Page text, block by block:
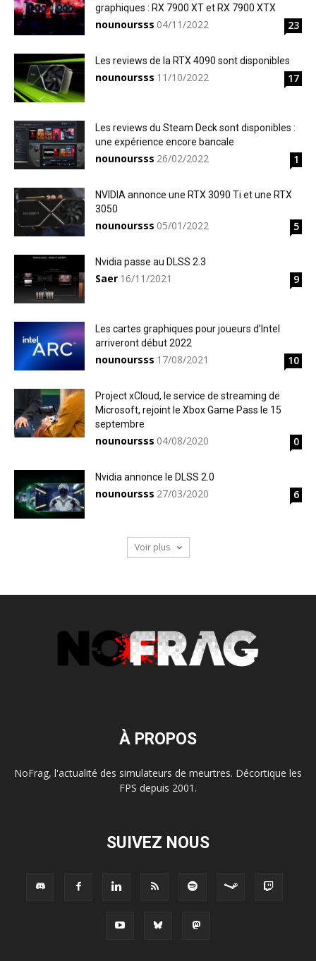
graphiques : RX 7900 XT et RX 7900 XTX
nounoursss 04/11/2022 23
Les reviews de la RTX 4090 sont disponibles
nounoursss 11/10/2022 17
Les reviews du Steam Deck sont disponibles :
une expérience encore bancale
nounoursss 26/02/2022 1
NVIDIA annonce une RTX 3090 Ti et une RTX
3050
nounoursss 05/01/2022 5
Nvidia passe au DLSS 2.3
Saer 16/11/2021 9
Les cartes graphiques pour joueurs d’Intel
arriveront début 2022
nounoursss 17/08/2021 10
Project xCloud, le service de streaming de
Microsoft, rejoint le Xbox Game Pass le 15
septembre
nounoursss 04/08/2020 0
Nvidia annonce le DLSS 2.0
nounoursss 27/03/2020 6
Voir plus
À PROPOS
NoFrag, l'actualité des simulateurs de meurtres. Décortique les
FPS depuis 2001.
SUIVEZ NOUS